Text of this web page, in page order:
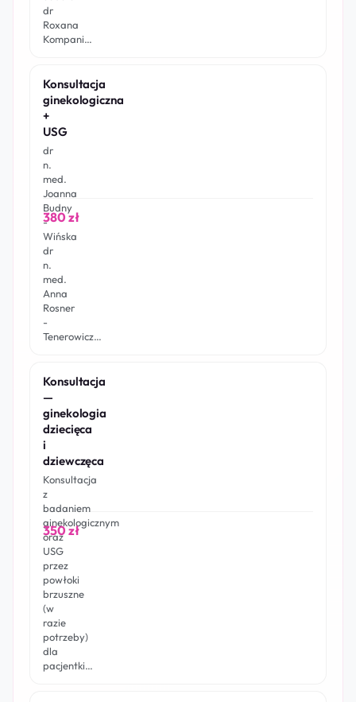
dr
Roxana
Kompani…
Konsultacja
ginekologiczna
+
USG
dr
n.
med.
Joanna
Budny
-
Wińska
dr
n.
med.
Anna
Rosner
-
Tenerowicz…
380 zł
Konsultacja
—
ginekologia
dziecięca
i
dziewczęca
Konsultacja
z
badaniem
ginekologicznym
oraz
USG
przez
powłoki
brzuszne
(w
razie
potrzeby)
dla
pacjentki…
350 zł